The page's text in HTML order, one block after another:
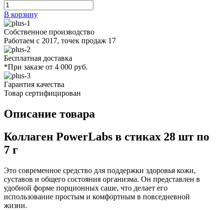
В корзину
Собственное производство
Работаем с 2017, точек продаж 17
Бесплатная доставка
*При заказе от 4 000 руб.
Гарантия качества
Товар сертифицирован
Описание товара
Коллаген PowerLabs в стиках 28 шт по
7 г
Это современное средство для поддержки здоровья кожи,
суставов и общего состояния организма. Он представлен в
удобной форме порционных саше, что делает его
использование простым и комфортным в повседневной
жизни.